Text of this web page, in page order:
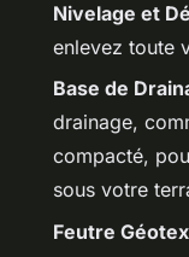
Nivelage et
enlevez toute
Base de
drainage,
compacté,
sous votre
Feutre